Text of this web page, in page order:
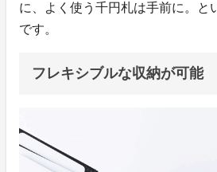
に、よく使う千円札は手前に。と
です。
フレキシブルな収納が可能